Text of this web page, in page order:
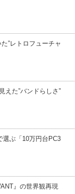
”レトロフューチャ
えた”バンドらしさ”
選ぶ「10万円台PC3
』の世界観再現